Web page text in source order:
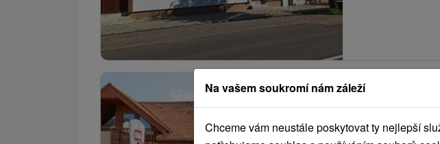
Apartmány
Spišská Nová
Na vašem soukromí nám záleží
Chceme vám neustále poskytovat ty nejlepší